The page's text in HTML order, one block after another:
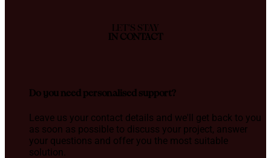
LET'S STAY
IN CONTACT
Do you need personalised support?
Leave us your contact details and we'll get back to you
as soon as possible to discuss your project, answer
your questions and offer you the most suitable
solution.